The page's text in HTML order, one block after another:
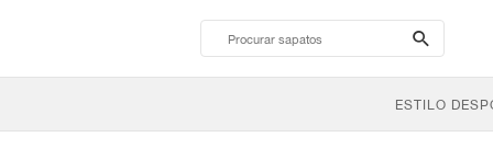
search-
btn
ESTILO